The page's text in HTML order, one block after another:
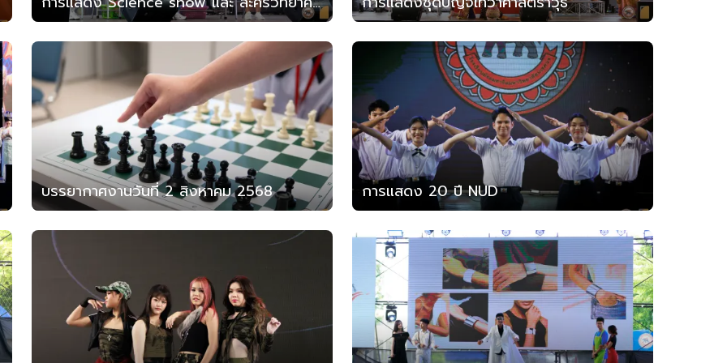
บรรยากาศงานวันที่ 2 สิงหาคม 2568 การแสดง 20 ปี NUD